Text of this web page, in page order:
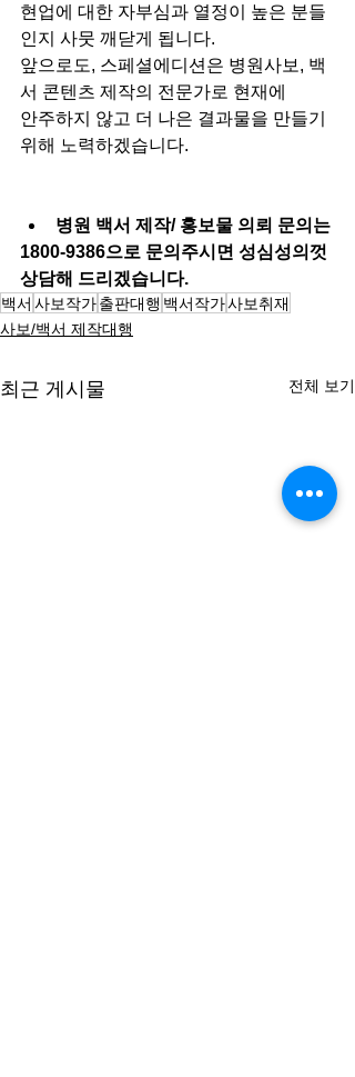
현업에 대한 자부심과 열정이 높은 분들
인지 사뭇 깨닫게 됩니다.
앞으로도, 스페셜에디션은 병원사보, 백
서 콘텐츠 제작의 전문가로 현재에
안주하지 않고 더 나은 결과물을 만들기
위해 노력하겠습니다.
병원 백서 제작/ 홍보물 의뢰 문의는
1800-9386으로 문의주시면 성심성의껏
상담해 드리겠습니다.
백서 사보작가출판대행 백서작가사보취재
사보/백서 제작대행
최근 게시물 전체 보기